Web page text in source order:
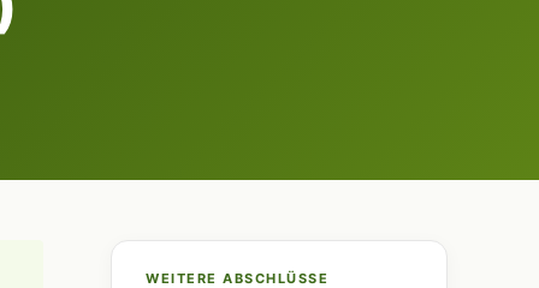
WEITERE ABSCHLÜSSE